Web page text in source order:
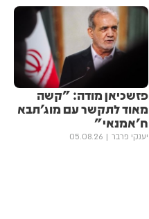
פזשכיאן מודה: "קשה
מאוד לתקשר עם מוג'תבא
ח'אמנאי"
יענקי פרבר 05.08.26